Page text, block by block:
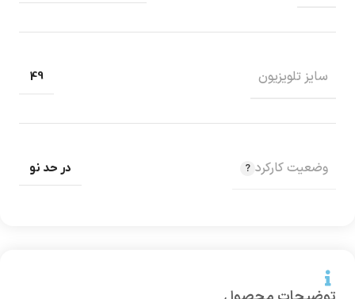
سایز تلویزیون 49
وضعیت کارکرد در حد نو